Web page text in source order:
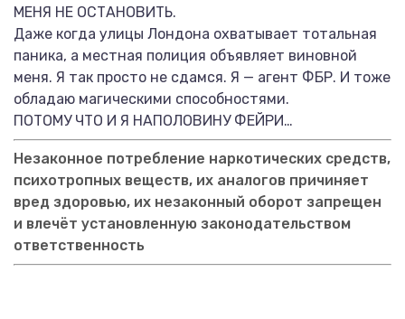
МЕНЯ НЕ ОСТАНОВИТЬ.
Даже когда улицы Лондона охватывает тотальная
паника, а местная полиция объявляет виновной
меня. Я так просто не сдамся. Я — агент ФБР. И тоже
обладаю магическими способностями.
ПОТОМУ ЧТО И Я НАПОЛОВИНУ ФЕЙРИ…
Незаконное потребление наркотических средств,
психотропных веществ, их аналогов причиняет
вред здоровью, их незаконный оборот запрещен
и влечёт установленную законодательством
ответственность